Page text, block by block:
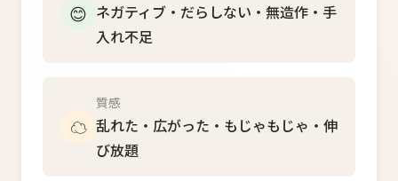
😊 ネガティブ・だらしない・無造作・手
入れ不足
☁️
質感
乱れた・広がった・もじゃもじゃ・伸
び放題